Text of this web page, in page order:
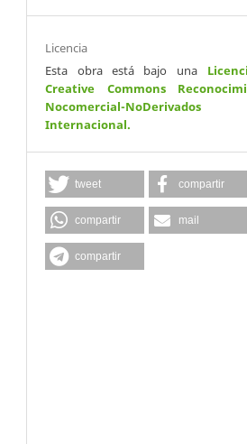
Licencia
Esta obra está bajo una
Creative Commons
Nocomercial-
Internacional.
tweet compartir
compartir mail
compartir